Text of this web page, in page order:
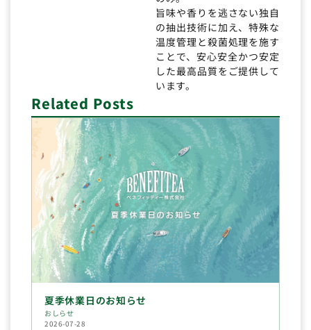
旨味や香りを逃さない独自
の抽出技術に加え、特殊な
温度管理と殺菌処理を施す
ことで、安心安全かつ安定
した最高品質をご提供して
います。
Related Posts
夏季休業日のお知らせ
おしらせ
2026-07-28